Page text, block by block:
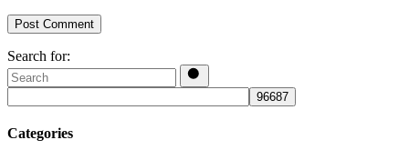
Post Comment
Search for:
Categories